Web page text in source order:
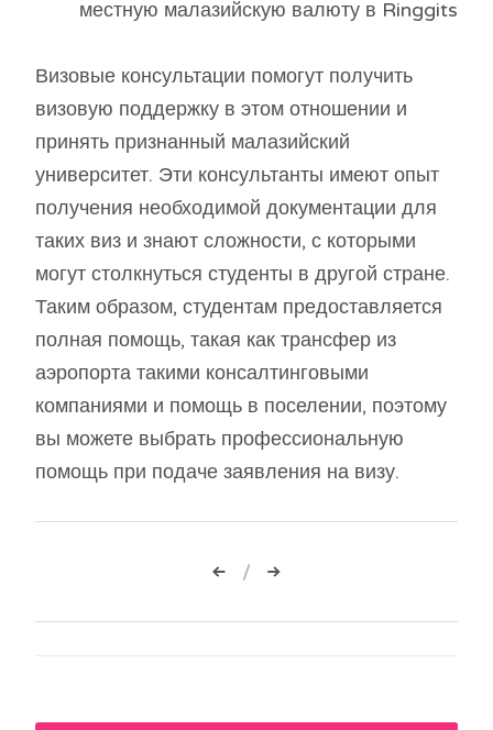
местную малазийскую валюту в Ringgits
Визовые консультации помогут получить
визовую поддержку в этом отношении и
принять признанный малазийский
университет. Эти консультанты имеют опыт
получения необходимой документации для
таких виз и знают сложности, с которыми
могут столкнуться студенты в другой стране.
Таким образом, студентам предоставляется
полная помощь, такая как трансфер из
аэропорта такими консалтинговыми
компаниями и помощь в поселении, поэтому
вы можете выбрать профессиональную
помощь при подаче заявления на визу.
Навигация
по